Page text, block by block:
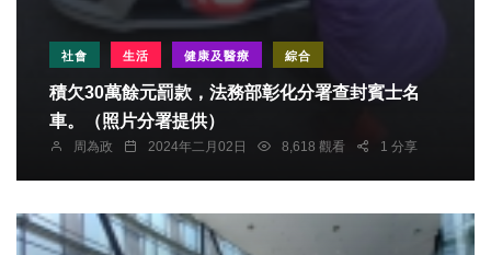
社會 生活 健康及醫療 綜合
積欠30萬餘元罰款，法務部彰化分署查封賓士名
車。（照片分署提供）
周為政 2024年二月02日 8,618 觀看 1 分享